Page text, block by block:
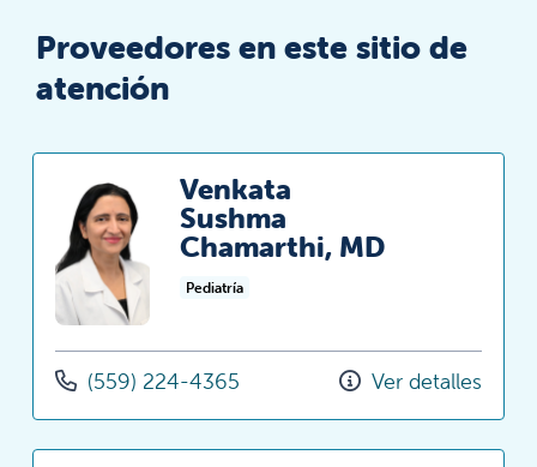
Proveedores en este sitio de
atención
Venkata
Sushma
Chamarthi, MD
Pediatría
(559) 224-4365 Ver detalles